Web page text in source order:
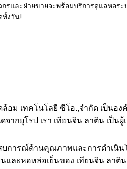
กรและฝ่ายขายจะพร้อมบริการดูแลหอร
ทั้งวัน!
อม เทคโนโลยี ซีโอ.,จำกัด เป็นอ
จากยุโรป เรา เทียนจิน ลาติน เ
การณ์ด้านคุณภาพและการดำเนิน
ละหอหล่อเย็นของ เทียนจิน ลาติ